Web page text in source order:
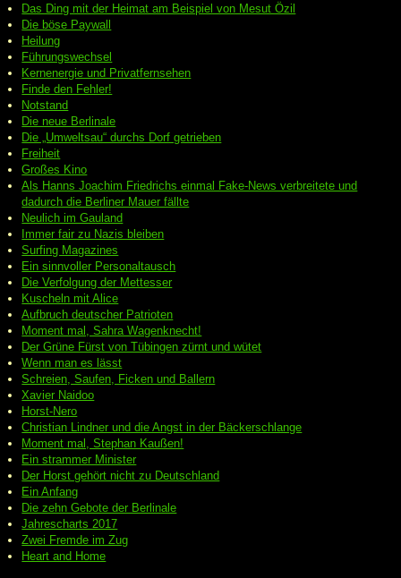
Das Ding mit der Heimat am Beispiel von Mesut Özil
Die böse Paywall
Heilung
Führungswechsel
Kernenergie und Privatfernsehen
Finde den Fehler!
Notstand
Die neue Berlinale
Die „Umweltsau“ durchs Dorf getrieben
Freiheit
Großes Kino
Als Hanns Joachim Friedrichs einmal Fake-News verbreitete und
dadurch die Berliner Mauer fällte
Neulich im Gauland
Immer fair zu Nazis bleiben
Surfing Magazines
Ein sinnvoller Personaltausch
Die Verfolgung der Mettesser
Kuscheln mit Alice
Aufbruch deutscher Patrioten
Moment mal, Sahra Wagenknecht!
Der Grüne Fürst von Tübingen zürnt und wütet
Wenn man es lässt
Schreien, Saufen, Ficken und Ballern
Xavier Naidoo
Horst-Nero
Christian Lindner und die Angst in der Bäckerschlange
Moment mal, Stephan Kaußen!
Ein strammer Minister
Der Horst gehört nicht zu Deutschland
Ein Anfang
Die zehn Gebote der Berlinale
Jahrescharts 2017
Zwei Fremde im Zug
Heart and Home